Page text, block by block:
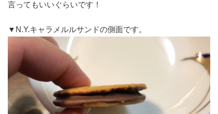
言ってもいいぐらいです！
▼N.Y.キャラメルルサンドの側面です。